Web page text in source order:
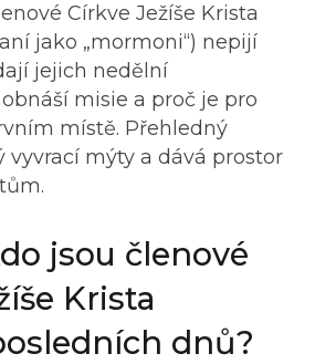
Církve Ježíše Krista
jako „mormoni“) nepijí
jejich nedělní
misie a proč je pro
místě. Přehledný
vyvrací mýty a dává prostor
jsou členové
Krista
dnů?